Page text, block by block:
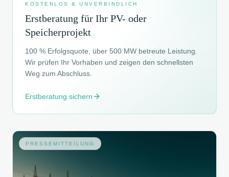
KOSTENLOS & UNVERBINDLICH
Erstberatung für Ihr PV- oder
Speicherprojekt
100 % Erfolgsquote, über 500 MW betreute Leistung.
Wir prüfen Ihr Vorhaben und zeigen den schnellsten
Weg zum Abschluss.
Erstberatung sichern
PRESSEMITTEILUNG